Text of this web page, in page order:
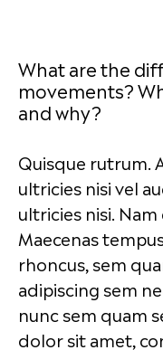
What are the
movements?
and why?
Quisque rutrum.
ultricies nisi vel
ultricies nisi.
Maecenas
rhoncus, sem
adipiscing sem
nunc sem quam
dolor sit amet,